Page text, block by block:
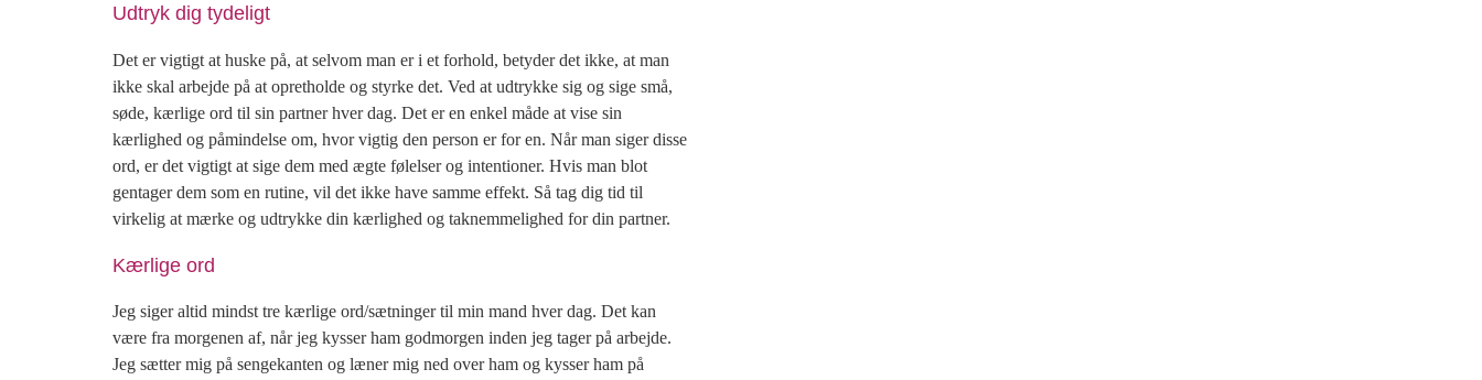
Udtryk dig tydeligt
Det er vigtigt at huske på, at selvom man er i et forhold, betyder det ikke, at man
ikke skal arbejde på at opretholde og styrke det. Ved at udtrykke sig og sige små,
søde, kærlige ord til sin partner hver dag. Det er en enkel måde at vise sin
kærlighed og påmindelse om, hvor vigtig den person er for en. Når man siger disse
ord, er det vigtigt at sige dem med ægte følelser og intentioner. Hvis man blot
gentager dem som en rutine, vil det ikke have samme effekt. Så tag dig tid til
virkelig at mærke og udtrykke din kærlighed og taknemmelighed for din partner.
Kærlige ord
Jeg siger altid mindst tre kærlige ord/sætninger til min mand hver dag. Det kan
være fra morgenen af, når jeg kysser ham godmorgen inden jeg tager på arbejde.
Jeg sætter mig på sengekanten og læner mig ned over ham og kysser ham på